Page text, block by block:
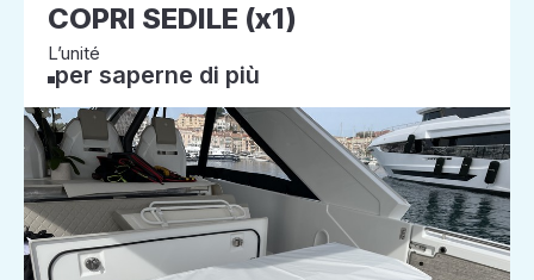
COPRI SEDILE (x1)
L’unité
per saperne di più